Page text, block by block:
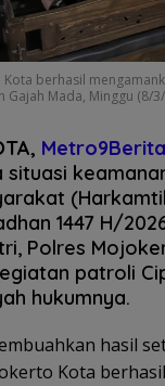
berhasil
Gajah Mada, Minggu (8/
1447 H/
Polres
patroli
hukumnya.
hasil
Kota